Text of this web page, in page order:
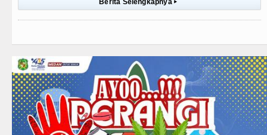
Berita Selengkapnya ▸